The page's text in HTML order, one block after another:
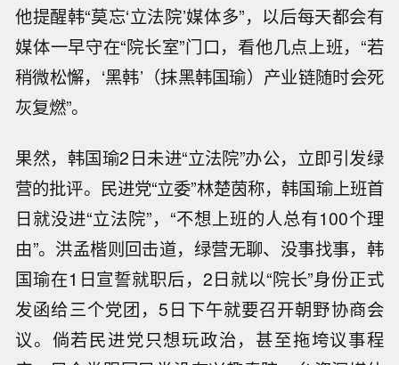
他提醒韩“莫忘‘立法院’媒体多”，以后每天都会有
媒体一早守在“院长室”门口，看他几点上班，“若
稍微松懈，‘黑韩’（抹黑韩国瑜）产业链随时会死
灰复燃”。
果然，韩国瑜2日未进“立法院”办公，立即引发绿
营的批评。民进党“立委”林楚茵称，韩国瑜上班首
日就没进“立法院”，“不想上班的人总有100个理
由”。洪孟楷则回击道，绿营无聊、没事找事，韩
国瑜在1日宣誓就职后，2日就以“院长”身份正式
发函给三个党团，5日下午就要召开朝野协商会
议。倘若民进党只想玩政治，甚至拖垮议事程